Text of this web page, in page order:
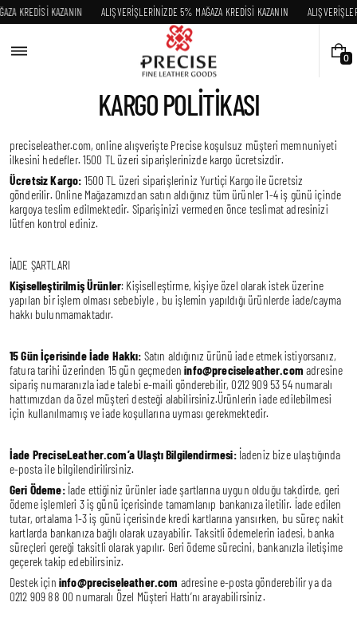
Skip
to
ALIŞVERİŞLERİNİZDE 5% MAĞAZA KREDİSİ KAZANIN
KREDİSİ KAZANIN
0
0
KARGO POLITIKASI
preciseleather.com, online alışverişte Precise koşulsuz müşteri memnuniyeti
ilkesini hedefler. 1500 TL üzeri siparişlerinizde kargo ücretsizdir.
Ücretsiz Kargo: 1500 TL üzeri siparişleriniz Yurtiçi Kargo ile ücretsiz
gönderilir. Online Mağazamızdan satın aldığınız tüm ürünler 1-4 iş günü içinde
kargoya teslim edilmektedir. Siparişinizi vermeden önce teslimat adresinizi
lütfen kontrol ediniz.
İADE ŞARTLARI
Kişiselleştirilmiş Ürünler: Kişiselleştirme, kişiye özel olarak istek üzerine
yapılan bir işlem olması sebebiyle , bu işlemin yapıldığı ürünlerde iade/cayma
hakkı bulunmamaktadır.
15 Gün İçerisinde İade Hakkı: Satın aldığınız ürünü iade etmek istiyorsanız,
fatura tarihi üzerinden 15 gün geçmeden info@preciseleather.com adresine
sipariş numaranızla iade talebi e-maili gönderebilir, 0212 909 53 54 numaralı
hattımızdan da özel müşteri desteği alabilirsiniz.Ürünlerin iade edilebilmesi
için kullanılmamış ve iade koşullarına uyması gerekmektedir.
İade PreciseLeather.com’a Ulaştı Bilgilendirmesi: İadeniz bize ulaştığında
e-posta ile bilgilendirilirsiniz.
Geri Ödeme: İade ettiğiniz ürünler iade şartlarına uygun olduğu takdirde, geri
ödeme işlemleri 3 iş günü içerisinde tamamlanıp bankanıza iletilir. İade edilen
tutar, ortalama 1-3 iş günü içerisinde kredi kartlarına yansırken, bu süreç nakit
kartlarda bankanıza bağlı olarak uzayabilir. Taksitli ödemelerin iadesi, banka
süreçleri gereği taksitli olarak yapılır. Geri ödeme sürecini, bankanızla iletişime
geçerek takip edebilirsiniz.
Destek için info@preciseleather.com adresine e-posta gönderebilir ya da
0212 909 88 00 numaralı Özel Müşteri Hattı’nı arayabilirsiniz.